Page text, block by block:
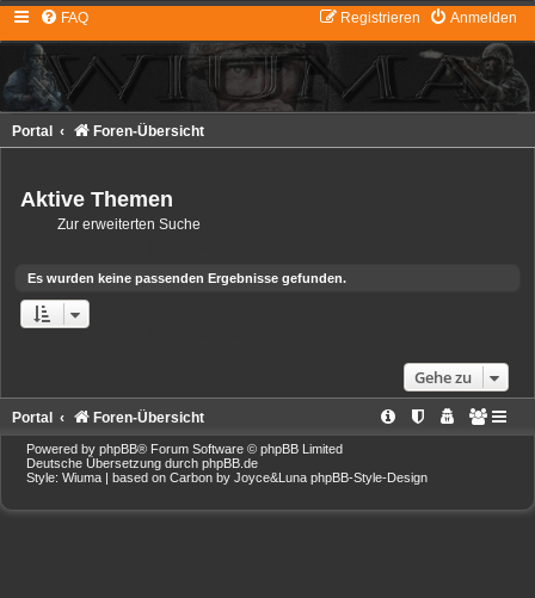
FAQ Anmelden
Registrieren
Portal Foren-Übersicht
Aktive Themen
Zur erweiterten Suche
Es wurden keine passenden Ergebnisse gefunden.
Gehe zu
Portal Foren-Übersicht
Powered by phpBB® Forum Software © phpBB Limited
Deutsche Übersetzung durch phpBB.de
Style: Wiuma | based on Carbon by Joyce&Luna phpBB-Style-Design